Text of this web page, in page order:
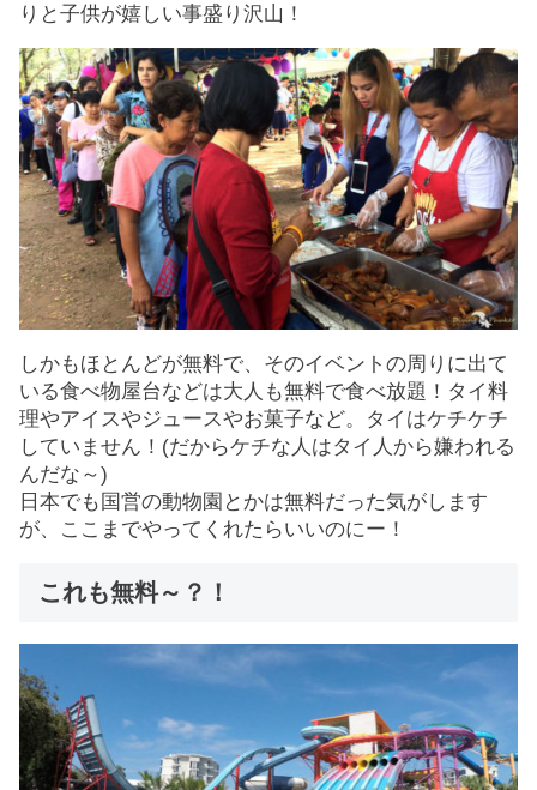
りと子供が嬉しい事盛り沢山！
しかもほとんどが無料で、そのイベントの周りに出て
いる食べ物屋台などは大人も無料で食べ放題！タイ料
理やアイスやジュースやお菓子など。タイはケチケチ
していません！(だからケチな人はタイ人から嫌われる
んだな～)
日本でも国営の動物園とかは無料だった気がします
が、ここまでやってくれたらいいのにー！
これも無料～？！